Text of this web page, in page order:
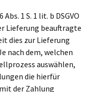
1 S. 1 lit. b DSGVO
Lieferung beauftragte
dies zur Lieferung
nach dem, welchen
auswählen,
die hierfür
der Zahlung